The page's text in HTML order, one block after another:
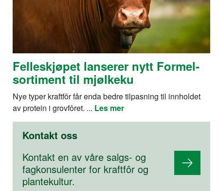
Felleskjøpet lanserer nytt Formel-
sortiment til mjølkeku
Nye typer kraftfôr får enda bedre tilpasning til innholdet
av protein i grovfôret. ... Les mer
Kontakt oss
Kontakt en av våre salgs- og
fagkonsulenter for kraftfôr og
plantekultur.